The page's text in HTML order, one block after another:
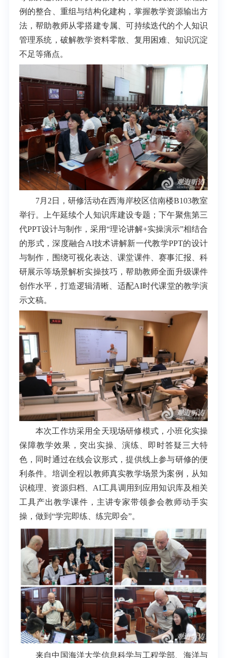
例的整合、重组与结构化建构，掌握教学资源输出方
法，帮助教师从零搭建专属、可持续迭代的个人知识
管理系统，破解教学资料零散、复用困难、知识沉淀
不足等痛点。
7月2日，研修活动在西海岸校区信南楼B103教室
举行。上午延续个人知识库建设专题；下午聚焦第三
代PPT设计与制作，采用“理论讲解+实操演示”相结合
的形式，深度融合AI技术讲解新一代教学PPT的设计
与制作，围绕可视化表达、课堂课件、赛事汇报、科
研展示等场景解析实操技巧，帮助教师全面升级课件
创作水平，打造逻辑清晰、适配AI时代课堂的教学演
示文稿。
本次工作坊采用全天现场研修模式，小班化实操
保障教学效果，突出实操、演练、即时答疑三大特
色，同时通过在线会议形式，提供线上参与研修的便
利条件。培训全程以教师真实教学场景为案例，从知
识梳理、资源归档、AI工具调用到应用知识库及相关
工具产出教学课件，主讲专家带领参会教师动手实
操，做到“学完即练、练完即会”。
来自中国海洋大学信息科学与工程学部、海洋与